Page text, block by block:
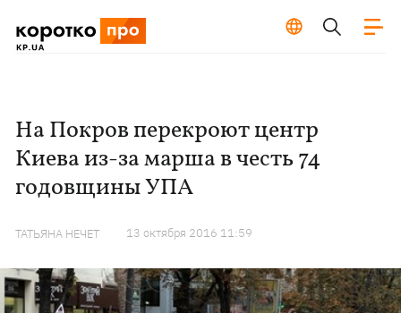
На Покров перекроют центр
Киева из-за марша в честь 74
годовщины УПА
ТАТЬЯНА НЕЧЕТ 13 октября 2016 11:59